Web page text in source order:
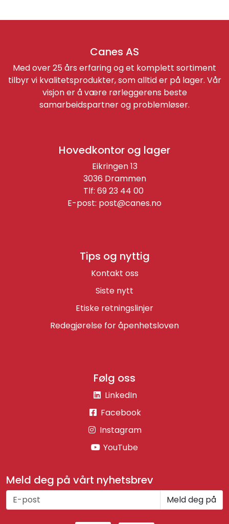
Canes AS
Med over 25 års erfaring og et komplett sortiment
tilbyr vi kvalitetsprodukter, som alltid er på lager. Vår
visjon er å være rørleggerens beste
samarbeidspartner og problemløser.
Meld deg på vårt nyhetsbrev
Meld deg på
Tips og nyttig
Kontakt oss
Siste nytt
Etiske retningslinjer
Redegjørelse for åpenhetsloven
Følg oss
LinkedIn
Facebook
Instagram
YouTube
Hovedkontor og lager
Eikringen 13
3036 Drammen
Tlf: 69 23 44 00
E-post: post@canes.no